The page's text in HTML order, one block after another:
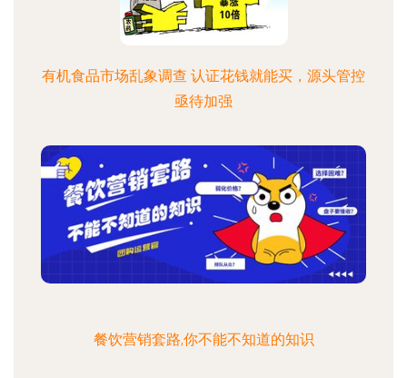
有机食品市场乱象调查 认证花钱就能买，源头管控
亟待加强
餐饮营销套路,你不能不知道的知识